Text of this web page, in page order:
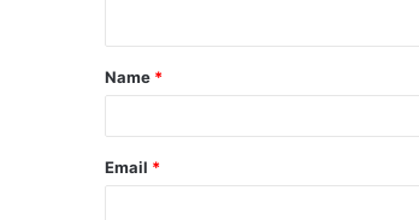
t
*
Name *
Email *